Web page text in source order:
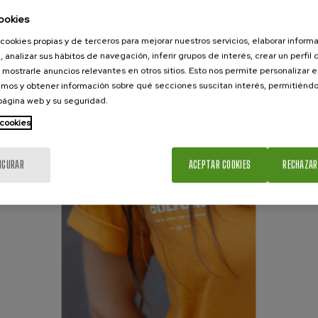
Camiseta TRAINERUA arena
Precio
29,00 €
propias y de terceros para mejorar nuestros servicios, elaborar
analizar sus hábitos de navegación, inferir grupos de interés, crear un perfil
anuncios relevantes en otros sitios. Esto nos permite personalizar
y obtener información sobre qué secciones suscitan interés,
web y su seguridad.
ACEPTAR COOKIES